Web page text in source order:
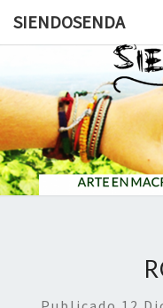
SIENDOSENDA